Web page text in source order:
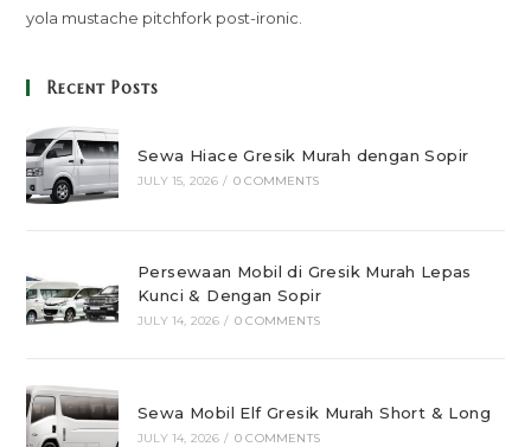
yola mustache pitchfork post-ironic.
Recent Posts
Sewa Hiace Gresik Murah dengan Sopir
JULY 15, 2026 / 0 COMMENTS
Persewaan Mobil di Gresik Murah Lepas
Kunci & Dengan Sopir
JULY 14, 2026 / 0 COMMENTS
Sewa Mobil Elf Gresik Murah Short & Long
JULY 14, 2026 / 0 COMMENTS